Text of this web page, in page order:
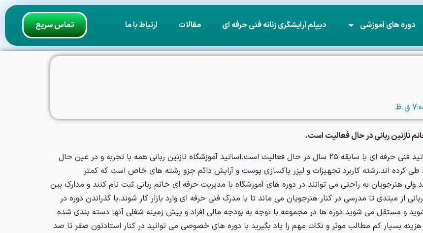
دوره های آموزشی دیپلم آرایشگری زنانه فنی حرفه ای مقالات ارتباط با ما تماس سریع
ق.ظ
نازنین ربانی در حال فعالیت است.
این آموزشگاه با ارائه 58 رشته آرایشگری زیر نظر بهترین اساتید فنی حرفه ای با سابقه 25 سال در حال فعالیت است.اساتید آموزشگاه نازنین ربانی همه با تجربه و در عین حال
کرده اند.رشته کاربرد تجهیزات و لیزر پاکسازی پوست و آرایش دائم جزو رشته های خاص است که کمتر
هنرجویان به راحتی می توانند در دوره های آموزشگاه با مدیریت حرفه ای خانم ربانی ثبت نام کنند و مدارک بین
دریافت کنند.نازنین ربانی از مبتدی تا مدرسی در کنار هنرجویان می ماند تا با مدرک فنی حرفه ای وارد بازار کار شوند.با گذراندن دوره در
شوید و مستقل می شوید.دوره ها در مجموعه با توجه به بودجه مالی افراد و پیش زمینه شغلی آنها دسته بندی شده
بسیار کم مطالب موثر و نکات مهم را یاد بگیرید.با دوره های خصوصی می توانید در کنار استادتون صفر تا صد